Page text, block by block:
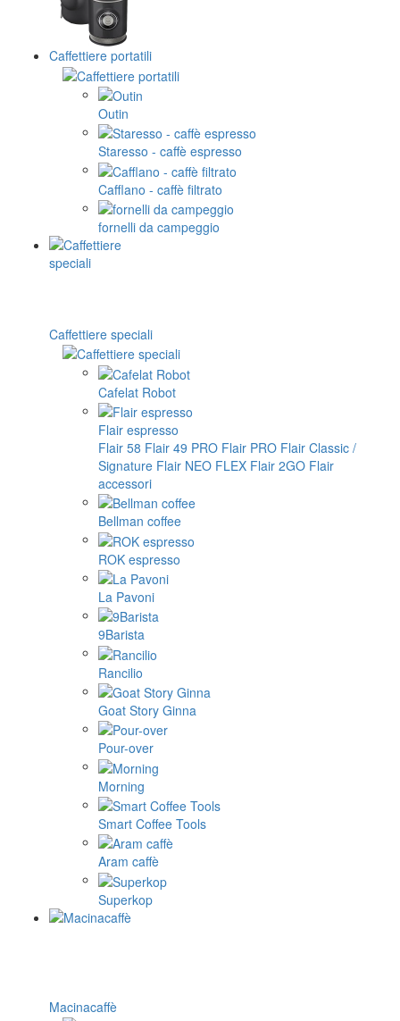
Caffettiere portatili
Outin
Staresso - caffè espresso
Cafflano - caffè filtrato
fornelli da campeggio
Caffettiere speciali
Cafelat Robot
Flair espresso
Flair 58 Flair 49 PRO Flair PRO Flair Classic /
Signature Flair NEO FLEX Flair 2GO Flair
accessori
Bellman coffee
ROK espresso
La Pavoni
9Barista
Rancilio
Goat Story Ginna
Pour-over
Morning
Smart Coffee Tools
Aram caffè
Superkop
Macinacaffè